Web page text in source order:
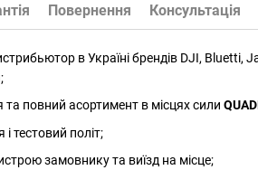
Повернення Консультація
в Україні брендів DJI, Bluetti,
повний асортимент в місцях сили
тестовий політ;
замовнику та виїзд на місце;